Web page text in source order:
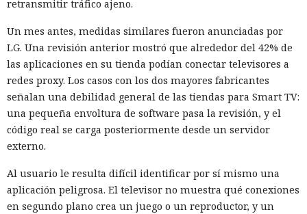
retransmitir tráfico ajeno.
Un mes antes, medidas similares fueron anunciadas por
LG. Una revisión anterior mostró que alrededor del 42% de
las aplicaciones en su tienda podían conectar televisores a
redes proxy. Los casos con los dos mayores fabricantes
señalan una debilidad general de las tiendas para Smart TV:
una pequeña envoltura de software pasa la revisión, y el
código real se carga posteriormente desde un servidor
externo.
Al usuario le resulta difícil identificar por sí mismo una
aplicación peligrosa. El televisor no muestra qué conexiones
en segundo plano crea un juego o un reproductor, y un